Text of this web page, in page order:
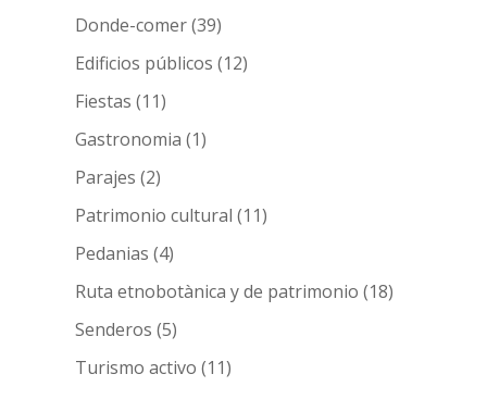
Donde-comer(39)
Edificios públicos (12)
Fiestas (11)
Gastronomia (1)
Parajes (2)
Patrimonio cultural (11)
Pedanias (4)
Ruta etnobotànica y de patrimonio (18)
Senderos (5)
Turismo activo (11)